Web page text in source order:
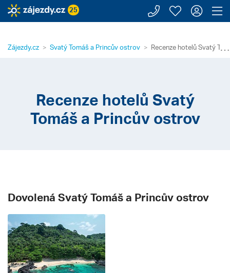
25 Zavolejte
Moje
⋯
Zájezdy.cz Svatý Tomáš a Princův ostrov Recenze hotelů Svatý
Recenze hotelů Svatý
Tomáš a Princův ostrov
Dovolená Svatý Tomáš a Princův ostrov